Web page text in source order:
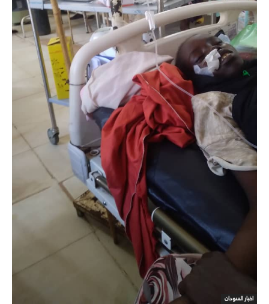
اخبار السودان